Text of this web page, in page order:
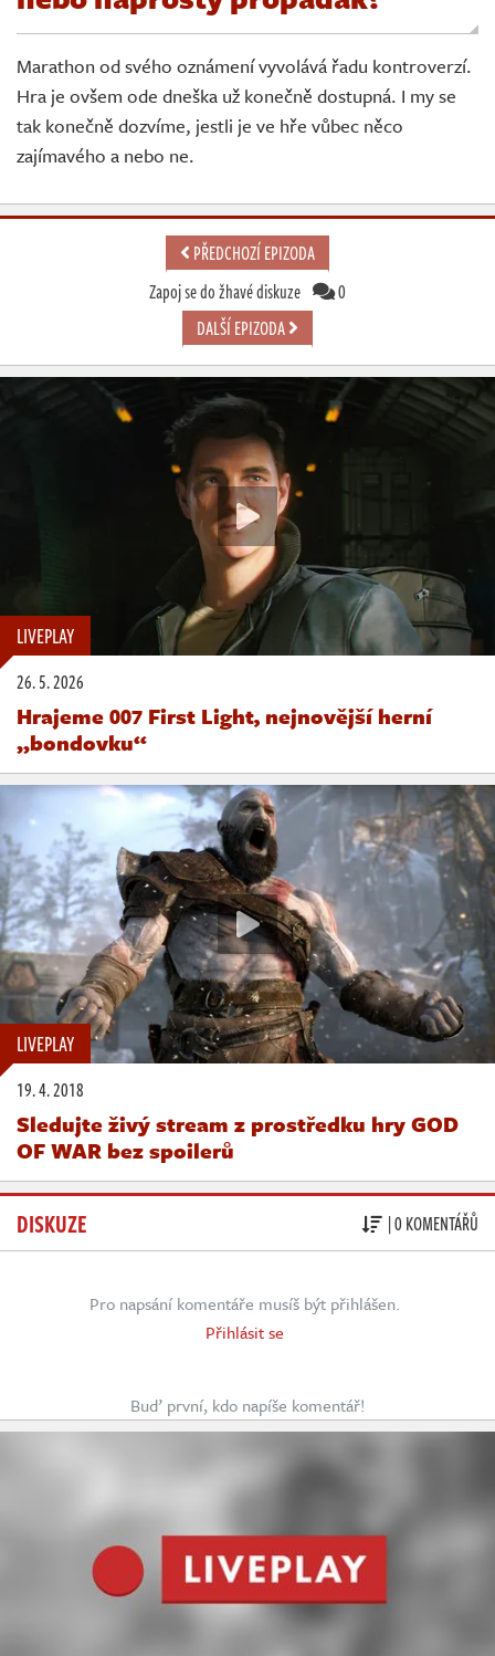
Živě
Marathon od svého oznámení vyvolává řadu kontroverzí.
Hra je ovšem ode dneška už konečně dostupná. I my se
tak konečně dozvíme, jestli je ve hře vůbec něco
zajímavého a nebo ne.
PŘEDCHOZÍ EPIZODA
Zapoj se do žhavé diskuze
0
DALŠÍ EPIZODA
LIVEPLAY
26. 5. 2026
Hrajeme 007 First Light, nejnovější herní
„bondovku“
LIVEPLAY
19. 4. 2018
Sledujte živý stream z prostředku hry GOD
OF WAR bez spoilerů
DISKUZE | 0 KOMENTÁŘŮ
Pro napsání komentáře musíš být přihlášen.
Přihlásit se
Buď první, kdo napíše komentář!